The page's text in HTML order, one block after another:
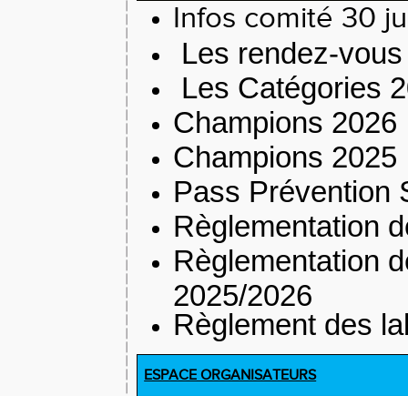
Infos comité 30
Les rendez-
Les Catégories
Champions 2026
Champions 2025
Pass Prévention
Règlementation
Règlementation
2025/2026
Règlement des
ESPACE ORGANISATEURS